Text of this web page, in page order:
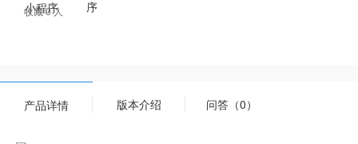
收藏 0 人
产品详情 版本介绍 问答（0）